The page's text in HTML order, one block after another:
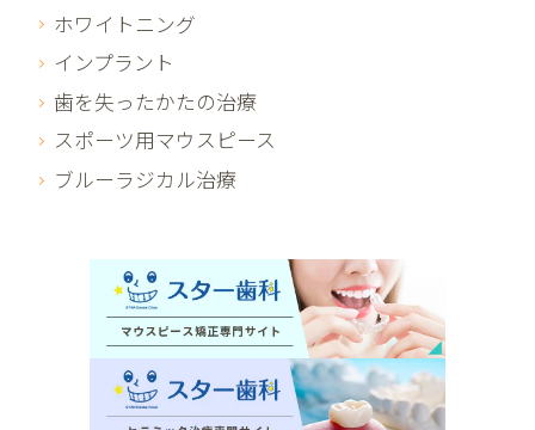
ホワイトニング
インプラント
歯を失ったかたの治療
スポーツ用マウスピース
ブルーラジカル治療